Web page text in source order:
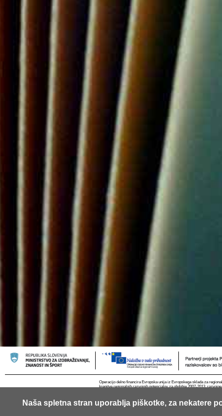
Naša spletna stran uporablja piškotke, za nekatere
Operacijo delno financira Evropska unija iz Evropskega sklada za
krepitve regionalnih razvojnih potencialov za obdobje 2007-2013,
© 2013 Univerza v Ljubljani Kontakt RSS Piškotki